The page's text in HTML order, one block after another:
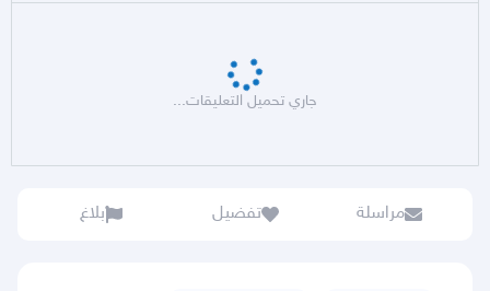
جاري تحميل التعليقات...
مراسلة تفضيل بلاغ